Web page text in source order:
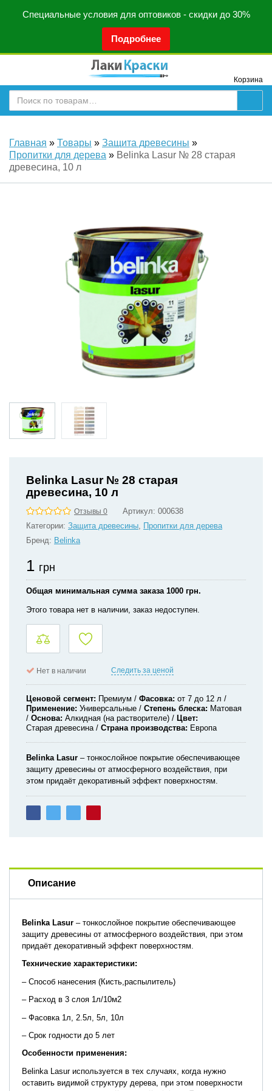
Специальные условия для оптовиков - скидки до 30%
Подробнее
Корзина
Главная » Товары » Защита древесины »
Пропитки для дерева » Belinka Lasur № 28 старая
древесина, 10 л
Belinka Lasur № 28 старая
древесина, 10 л
Отзывы 0 Артикул: 000638
Категории: Защита древесины, Пропитки для дерева
Бренд: Belinka
1 грн
Общая минимальная сумма заказа 1000 грн.
Этого товара нет в наличии, заказ недоступен.
Нет в наличии Следить за ценой
Ценовой сегмент Премиум Фасовка от 7 до 12 л
Применение Универсальные Степень блеска
Матовая
Основа Алкидная (на растворителе)
Цвет
Старая древесина
Страна производства Европа
Belinka Lasur – тонкослойное покрытие обеспечивающее
защиту древесины от атмосферного воздействия, при
этом придаёт декоративный эффект поверхностям.
Описание
Belinka Lasur – тонкослойное покрытие обеспечивающее
защиту древесины от атмосферного воздействия, при этом
придаёт декоративный эффект поверхностям.
Технические характеристики:
– Способ нанесения (Кисть,распылитель)
– Расход в 3 слоя 1л/10м2
– Фасовка 1л, 2.5л, 5л, 10л
– Срок годности до 5 лет
Особенности применения:
Belinka Lasur используется в тех случаях, когда нужно
оставить видимой структуру дерева, при этом поверхности